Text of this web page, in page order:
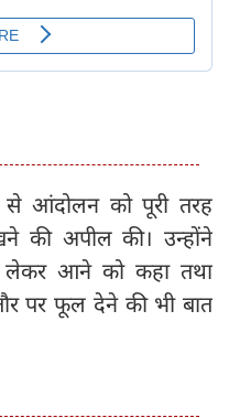
आंदोलन को पूरी तरह
की अपील की। उन्होंने
लेकर आने को कहा तथा
पर फूल देने की भी बात